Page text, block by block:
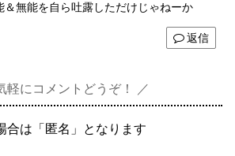
＆無能を自ら吐露しただけじゃねーか
返信
軽にコメントどうぞ！
合は「匿名」となります